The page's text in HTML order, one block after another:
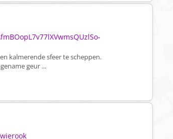
kalmerende sfeer te scheppen.
geur ...